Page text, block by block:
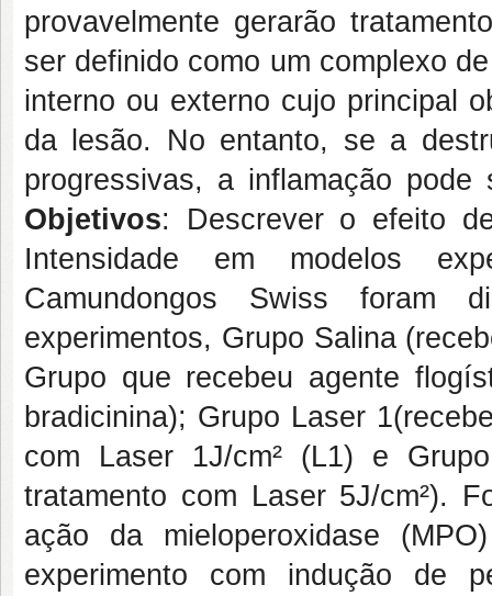
provavelmente gerarão
ser definido como um complexo
interno ou externo cujo principal
da lesão. No entanto, se a
progressivas, a inflamação
Objetivos: Descrever o efeito
Intensidade em modelos
Camundongos Swiss foram
experimentos, Grupo Salina
Grupo que recebeu agente
bradicinina); Grupo Laser
com Laser 1J/cm² (L1) e
tratamento com Laser 5J/cm²).
ação da mieloperoxidase
experimento com indução de